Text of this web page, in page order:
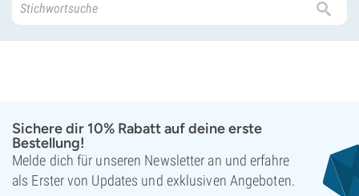
Sichere dir 10% Rabatt auf deine erste
Bestellung!
Melde dich für unseren Newsletter an und erfahre
als Erster von Updates und exklusiven Angeboten.